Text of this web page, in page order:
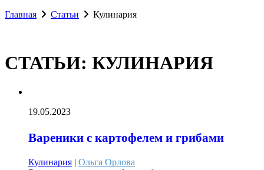
Главная
Статьи Кулинария
СТАТЬИ: КУЛИНАРИЯ
19.05.2023
Вареники с картофелем и грибами
Кулинария | Ольга Орлова